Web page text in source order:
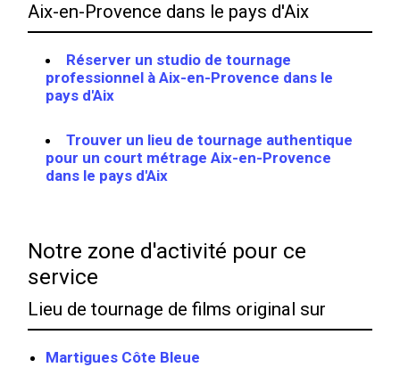
Aix-en-Provence dans le pays d'Aix
Réserver un studio de tournage
professionnel à Aix-en-Provence dans le
pays d'Aix
Trouver un lieu de tournage authentique
pour un court métrage Aix-en-Provence
dans le pays d'Aix
Notre zone d'activité pour ce
service
Lieu de tournage de films original sur
Martigues Côte Bleue